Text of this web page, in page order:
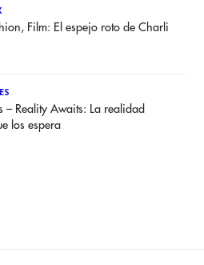
Film: El espejo roto de Charli
– Reality Awaits: La realidad
los espera